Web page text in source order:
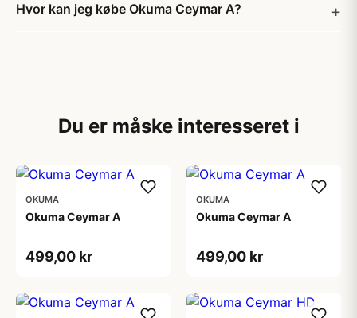
Hvor kan jeg købe Okuma Ceymar A?
Du er måske interesseret i
OKUMA
Okuma Ceymar A
499,00 kr
OKUMA
Okuma Ceymar A
499,00 kr